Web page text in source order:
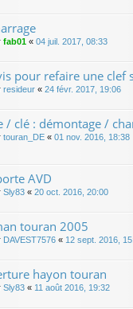
fab01 « 04 juil. 2017, 08:33
pour refaire une clef
resideur « 24 févr. 2017, 19:06
/ clé : démontage /
touran_DE « 01 nov. 2016, 18:38
AVD
Sly83 « 20 oct. 2016, 20:00
touran 2005
DAVEST7576 « 12 sept. 2016,
hayon touran
Sly83 « 11 août 2016, 19:32